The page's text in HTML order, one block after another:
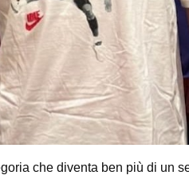
che diventa ben più di un